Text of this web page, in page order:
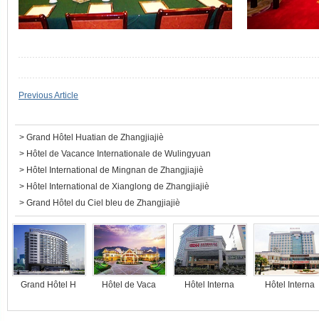
Previous Article
> Grand Hôtel Huatian de Zhangjiajiè
> Hôtel de Vacance Internationale de Wulingyuan
> Hôtel International de Mingnan de Zhangjiajiè
> Hôtel International de Xianglong de Zhangjiajiè
> Grand Hôtel du Ciel bleu de Zhangjiajiè
Grand Hôtel H Hôtel de Vaca Hôtel Interna Hôtel Interna